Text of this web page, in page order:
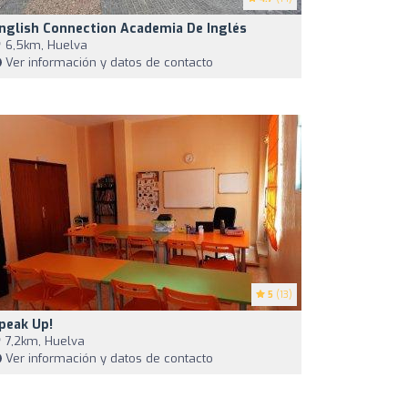
Connection Academia De Inglés
6,5km, Huelva
Ver información y datos de contacto
5 (13)
Up!
7,2km, Huelva
Ver información y datos de contacto